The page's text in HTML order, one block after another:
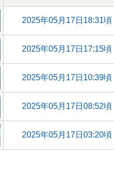
2025年05月17日18:31頃
2025年05月17日17:15頃
2025年05月17日10:39頃
2025年05月17日08:52頃
2025年05月17日03:20頃